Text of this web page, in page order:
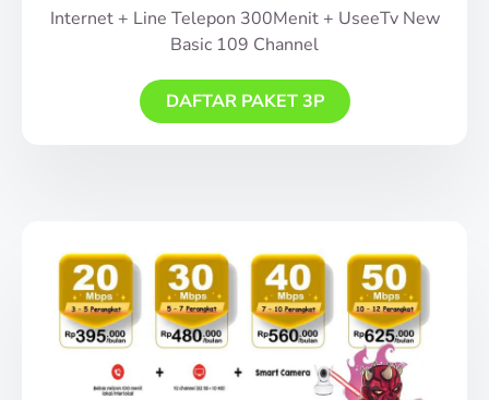
Internet + Line Telepon 300Menit + UseeTv New
Basic 109 Channel
DAFTAR PAKET 3P